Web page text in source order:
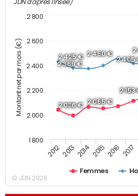
Montant net par mois (€) 2 036 €
2 065 €
2 153
2 425 €
2 369 €
2 450 €
2 405
2
Femmes
2012 2013 2014 2015 2016 2017
1 800
2 000
2 200
2 400
2 600
2 800
© JDN 2026